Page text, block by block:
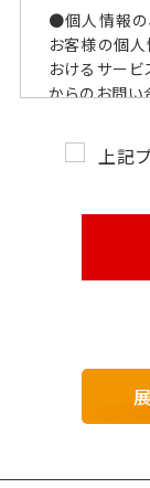
●個人情報の
お客様の個人
おけるサー
からのお問い
●個人情報
目的のため
に利用する
●個人情報
・お客様の同
・当社と個
る業務委託
・統計的なデ
上記